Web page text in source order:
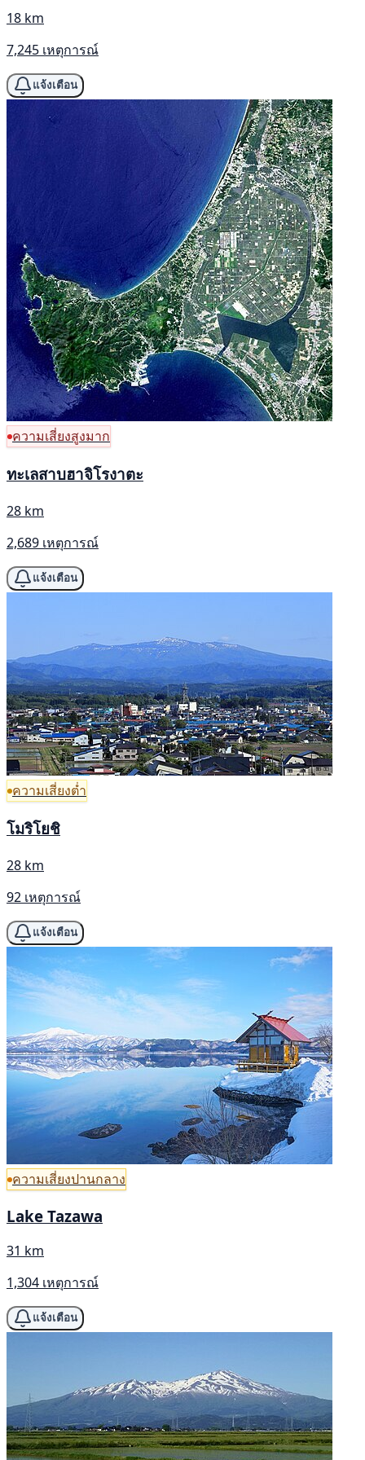
18 km
7,245 เหตุการณ์
แจ้งเตือน
ความเสี่ยงสูงมาก
ทะเลสาบฮาจิโรงาตะ
28 km
2,689 เหตุการณ์
แจ้งเตือน
ความเสี่ยงต่ำ
โมริโยชิ
28 km
92 เหตุการณ์
แจ้งเตือน
ความเสี่ยงปานกลาง
Lake Tazawa
31 km
1,304 เหตุการณ์
แจ้งเตือน